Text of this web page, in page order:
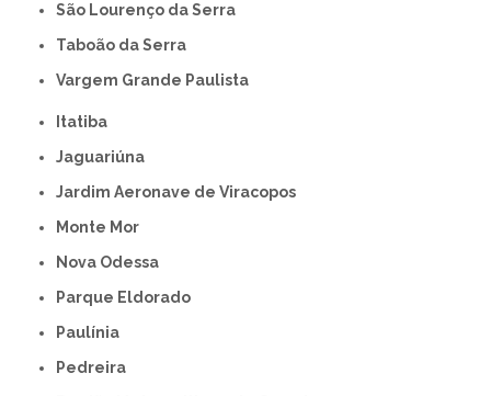
São Lourenço da Serra
Taboão da Serra
Vargem Grande Paulista
Itatiba
Jaguariúna
Jardim Aeronave de Viracopos
Monte Mor
Nova Odessa
Parque Eldorado
Paulínia
Pedreira